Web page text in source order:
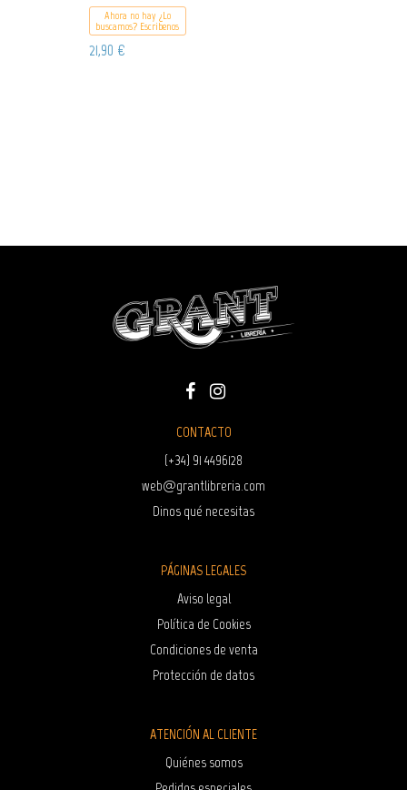
Ahora no hay ¿Lo
buscamos? Escribenos
21,90 €
CONTACTO
(+34) 91 4496128
web@grantlibreria.com
Dinos qué necesitas
PÁGINAS LEGALES
Aviso legal
Política de Cookies
Condiciones de venta
Protección de datos
ATENCIÓN AL CLIENTE
Quiénes somos